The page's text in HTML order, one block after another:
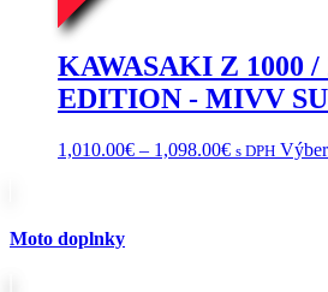
KAWASAKI Z 1000 /
EDITION - MIVV
1,010.00€ – 1,098.00€Price
s DPH
Moto doplnky